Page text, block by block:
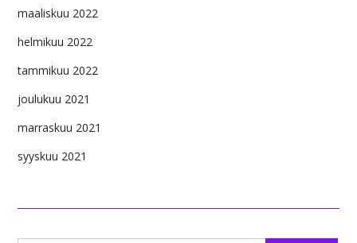
maaliskuu 2022
helmikuu 2022
tammikuu 2022
joulukuu 2021
marraskuu 2021
syyskuu 2021